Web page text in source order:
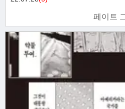
페이트